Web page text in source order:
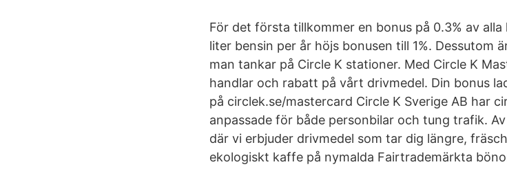
För det första tillkommer en bonus på 0.3% av
liter bensin per år höjs bonusen till 1%. Dessutom
man tankar på Circle K stationer. Med Circle K
handlar och rabatt på vårt drivmedel. Din bonus
på circlek.se/mastercard Circle K Sverige AB har
anpassade för både personbilar och tung trafik.
där vi erbjuder drivmedel som tar dig längre,
ekologiskt kaffe på nymalda Fairtrademärkta